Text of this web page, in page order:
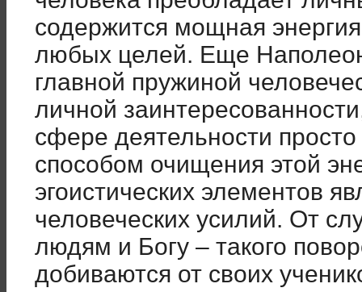
содержится мощная
любых целей. Еще
главной пружиной
личной
сфере деятельности
способом очищения этой
эгоистических элементов
человеческих усилий. От
людям и Богу – такого
добиваются от своих